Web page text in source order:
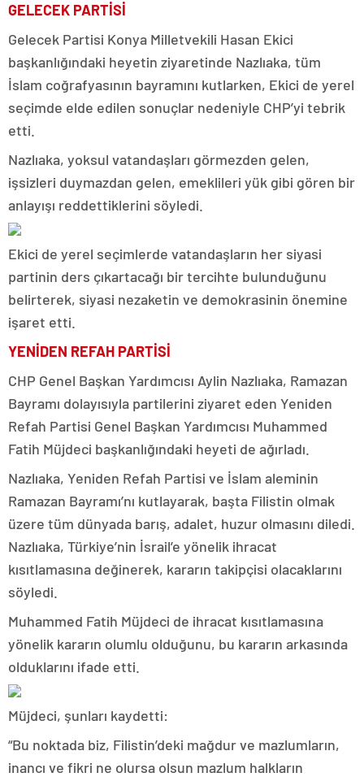
GELECEK PARTİSİ
Gelecek Partisi Konya Milletvekili Hasan Ekici
başkanlığındaki heyetin ziyaretinde Nazlıaka, tüm
İslam coğrafyasının bayramını kutlarken, Ekici de yerel
seçimde elde edilen sonuçlar nedeniyle CHP’yi tebrik
etti.
Nazlıaka, yoksul vatandaşları görmezden gelen,
işsizleri duymazdan gelen, emeklileri yük gibi gören bir
anlayışı reddettiklerini söyledi.
Ekici de yerel seçimlerde vatandaşların her siyasi
partinin ders çıkartacağı bir tercihte bulunduğunu
belirterek, siyasi nezaketin ve demokrasinin önemine
işaret etti.
YENİDEN REFAH PARTİSİ
CHP Genel Başkan Yardımcısı Aylin Nazlıaka, Ramazan
Bayramı dolayısıyla partilerini ziyaret eden Yeniden
Refah Partisi Genel Başkan Yardımcısı Muhammed
Fatih Müjdeci başkanlığındaki heyeti de ağırladı.
Nazlıaka, Yeniden Refah Partisi ve İslam aleminin
Ramazan Bayramı’nı kutlayarak, başta Filistin olmak
üzere tüm dünyada barış, adalet, huzur olmasını diledi.
Nazlıaka, Türkiye’nin İsrail’e yönelik ihracat
kısıtlamasına değinerek, kararın takipçisi olacaklarını
söyledi.
Muhammed Fatih Müjdeci de ihracat kısıtlamasına
yönelik kararın olumlu olduğunu, bu kararın arkasında
olduklarını ifade etti.
Müjdeci, şunları kaydetti:
“Bu noktada biz, Filistin’deki mağdur ve mazlumların,
inancı ve fikri ne olursa olsun mazlum halkların